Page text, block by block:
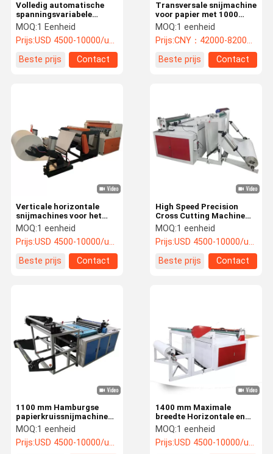
Producten Video's
Transversale snijmachine
voor papier met 1000
rollen
MOQ:1 eenheid
Prijs:CNY：42000-82000/unit
Beste prijs
Contact
Volledig automatische
spanningsvariabele
frequentieregeling
coating roll papier
transversale en
longitudinale snijmachine
MOQ:1 Eenheid
Prijs:USD 4500-10000/unit
Beste prijs
Contact
High Speed Precision
Cross Cutting Machine
Kraft papier bedekt
papier Printpapier
MOQ:1 eenheid
Prijs:USD 4500-10000/unit
Beste prijs
Contact
Verticale horizontale
snijmachines voor het
rollen van papier en
hamburgerpapier
MOQ:1 eenheid
Prijs:USD 4500-10000/unit
Beste prijs
Contact
1400 mm Maximale
breedte Horizontale en
verticale snijmachine
snijrol papier hamburger
papier bedekt papier
MOQ:1 eenheid
Prijs:USD 4500-10000/unit
1100 mm Hamburgse
papierkruissnijmachine
20-300 gm
MOQ:1 eenheid
Prijs:USD 4500-10000/unit